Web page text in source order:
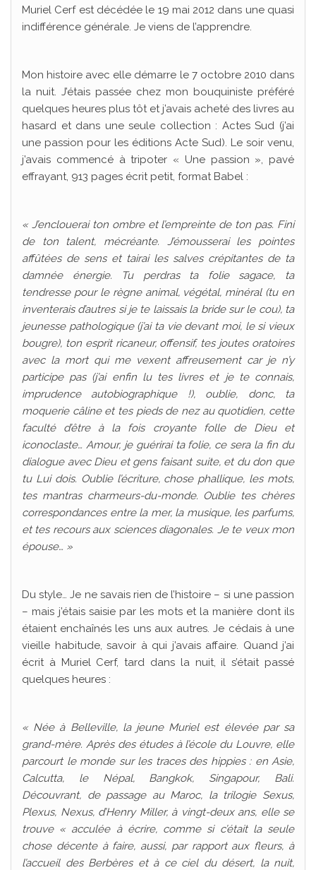
Muriel Cerf est décédée le 19 mai 2012 dans une quasi
indifférence générale. Je viens de l’apprendre.
Mon histoire avec elle démarre le 7 octobre 2010 dans
la nuit. J’étais passée chez mon bouquiniste préféré
quelques heures plus tôt et j’avais acheté des livres au
hasard et dans une seule collection : Actes Sud (j’ai
une passion pour les éditions Acte Sud). Le soir venu,
j’avais commencé à tripoter « Une passion », pavé
effrayant, 913 pages écrit petit, format Babel :
« J’enclouerai ton ombre et l’empreinte de ton pas. Fini
de ton talent, mécréante. J’émousserai les pointes
affûtées de sens et tairai les salves crépitantes de ta
damnée énergie. Tu perdras ta folie sagace, ta
tendresse pour le règne animal, végétal, minéral (tu en
inventerais d’autres si je te laissais la bride sur le cou), ta
jeunesse pathologique (j’ai ta vie devant moi, le si vieux
bougre), ton esprit ricaneur, offensif, tes joutes oratoires
avec la mort qui me vexent affreusement car je n’y
participe pas (j’ai enfin lu tes livres et je te connais,
imprudence autobiographique !), oublie, donc, ta
moquerie câline et tes pieds de nez au quotidien, cette
faculté d’être à la fois croyante folle de Dieu et
iconoclaste… Amour, je guérirai ta folie, ce sera la fin du
dialogue avec Dieu et gens faisant suite, et du don que
tu Lui dois. Oublie l’écriture, chose phallique, les mots,
tes mantras charmeurs-du-monde. Oublie tes chères
correspondances entre la mer, la musique, les parfums,
et tes recours aux sciences diagonales. Je te veux mon
épouse… »
Du style… Je ne savais rien de l’histoire – si une passion
– mais j’étais saisie par les mots et la manière dont ils
étaient enchaînés les uns aux autres. Je cédais à une
vieille habitude, savoir à qui j’avais affaire. Quand j’ai
écrit à Muriel Cerf, tard dans la nuit, il s’était passé
quelques heures :
« Née à Belleville, la jeune Muriel est élevée par sa
grand-mère. Après des études à l’école du Louvre, elle
parcourt le monde sur les traces des hippies : en Asie,
Calcutta, le Népal, Bangkok, Singapour, Bali.
Découvrant, de passage au Maroc, la trilogie Sexus,
Plexus, Nexus, d’Henry Miller, à vingt-deux ans, elle se
trouve « acculée à écrire, comme si c’était la seule
chose décente à faire, aussi, par rapport aux fleurs, à
l’accueil des Berbères et à ce ciel du désert, la nuit,